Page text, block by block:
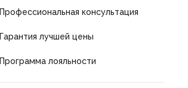
Профессиональная консультация
Гарантия лучшей цены
Программа лояльности